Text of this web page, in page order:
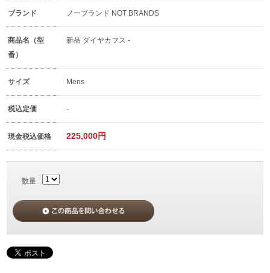
ブランド ノーブランド NOT BRANDS
商品名（型
番）
新品 ダイヤカフス -
サイズ Mens
税込定価 -
現金税込価格 225,000円
数量